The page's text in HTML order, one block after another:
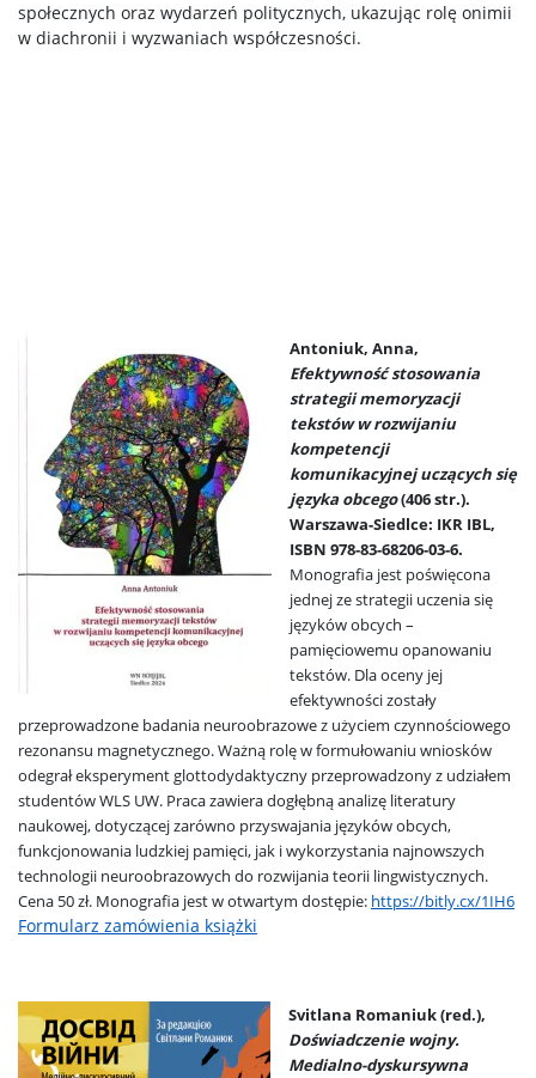
społecznych oraz wydarzeń politycznych, ukazując rolę onimii
w diachronii i wyzwaniach współczesności.
Antoniuk, Anna,
Efektywność stosowania
strategii memoryzacji
tekstów w rozwijaniu
kompetencji
komunikacyjnej uczących się
językaobcego(406 str.).
Warszawa-Siedlce: IKR IBL,
ISBN 978-83-68206-03-6.
Monografia jest poświęcona
jednej ze strategii uczenia się
języków obcych –
pamięciowemu opanowaniu
tekstów. Dla oceny jej
efektywności zostały
przeprowadzone badania neuroobrazowe z użyciem czynnościowego
rezonansu magnetycznego. Ważną rolę w formułowaniu wniosków
odegrał eksperyment glottodydaktyczny przeprowadzony z udziałem
studentów WLS UW. Praca zawiera dogłębną analizę literatury
naukowej, dotyczącej zarówno przyswajania języków obcych,
funkcjonowania ludzkiej pamięci, jak i wykorzystania najnowszych
technologii neuroobrazowych do rozwijania teorii lingwistycznych.
Cena 50 zł. Monografia jest w otwartym dostępie: https://bitly.cx/1IH6
Formularz zamówienia książki
Svitlana Romaniuk (red.),
Doświadczenie wojny.
Medialno-dyskursywna